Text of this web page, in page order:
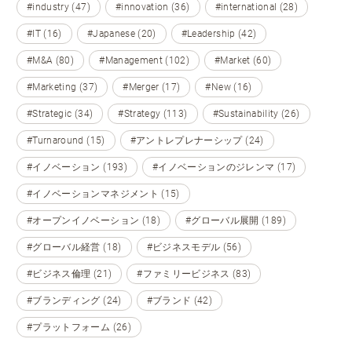
#industry (47) #innovation (36) #international (28)
#IT (16) #Japanese (20) #Leadership (42)
#M&A (80) #Management (102) #Market (60)
#Marketing (37) #Merger (17) #New (16)
#Strategic (34) #Strategy (113) #Sustainability (26)
#Turnaround (15) #アントレプレナーシップ (24)
#イノベーション (193) #イノベーションのジレンマ (17)
#イノベーションマネジメント (15)
#オープンイノベーション (18) #グローバル展開 (189)
#グローバル経営 (18) #ビジネスモデル (56)
#ビジネス倫理 (21) #ファミリービジネス (83)
#ブランディング (24) #ブランド (42)
#プラットフォーム (26)